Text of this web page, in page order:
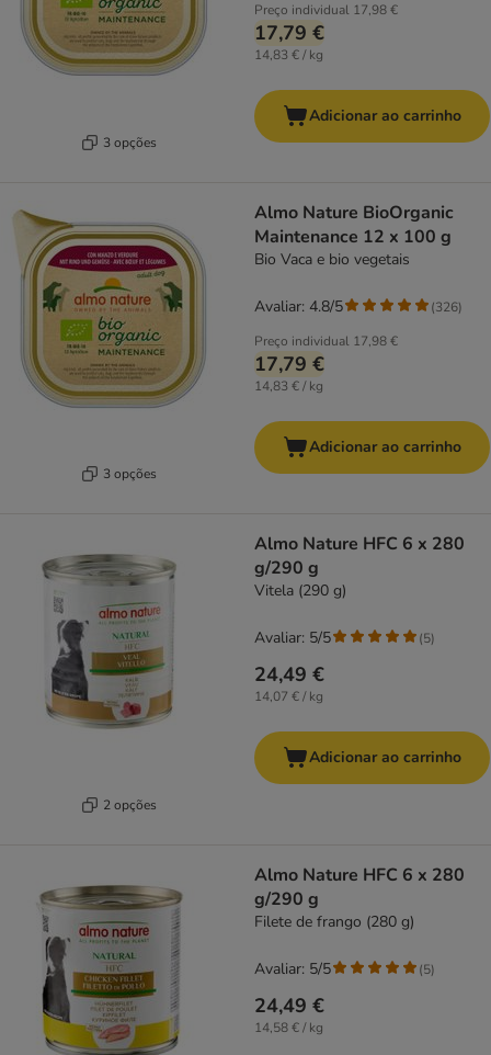
3 opções
Preço individual 17,98 €
17,79 €
14,83 € / kg
Adicionar ao carrinho
3 opções
Almo Nature BioOrganic
Maintenance 12 x 100 g
Bio Vaca e bio vegetais
Preço individual 17,98 €
17,79 €
14,83 € / kg
Avaliar: 4.8/5 (326)
Adicionar ao carrinho
2 opções
Almo Nature HFC 6 x 280
g/290 g
Vitela (290 g)
24,49 €
14,07 € / kg
Avaliar: 5/5 (5)
Adicionar ao carrinho
Almo Nature HFC 6 x 280
g/290 g
Filete de frango (280 g)
24,49 €
14,58 € / kg
Avaliar: 5/5 (5)